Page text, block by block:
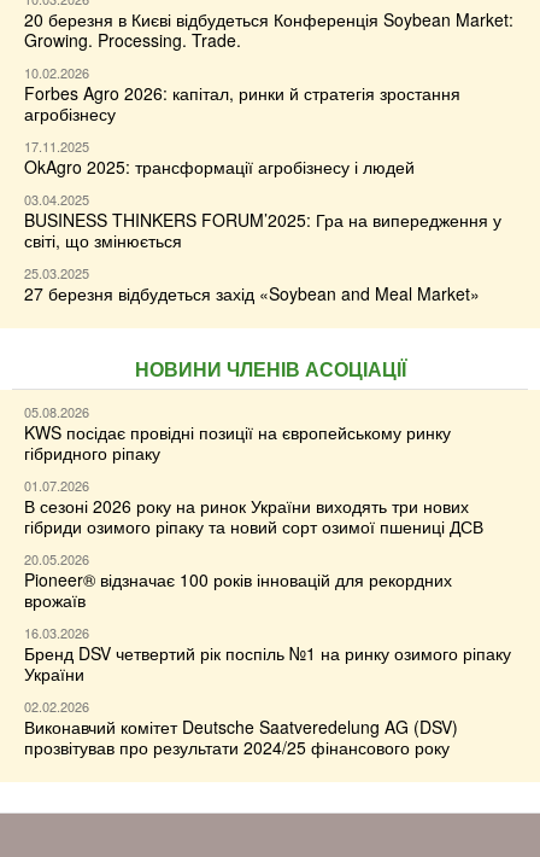
20 березня в Києві відбудеться Конференція Soybean Market:
Growing. Processing. Trade.
10.02.2026
Forbes Agro 2026: капітал, ринки й стратегія зростання
агробізнесу
17.11.2025
OkAgro 2025: трансформації агробізнесу і людей
03.04.2025
BUSINESS THINKERS FORUM’2025: Гра на випередження у
світі, що змінюється
25.03.2025
27 березня відбудеться захід «Soybean and Meal Market»
НОВИНИ ЧЛЕНІВ АСОЦІАЦІЇ
05.08.2026
KWS посідає провідні позиції на європейському ринку
гібридного ріпаку
01.07.2026
В сезоні 2026 року на ринок України виходять три нових
гібриди озимого ріпаку та новий сорт озимої пшениці ДСВ
20.05.2026
Pioneer® відзначає 100 років інновацій для рекордних
врожаїв
16.03.2026
Бренд DSV четвертий рік поспіль №1 на ринку озимого ріпаку
України
02.02.2026
Виконавчий комітет Deutsche Saatveredelung AG (DSV)
прозвітував про результати 2024/25 фінансового року